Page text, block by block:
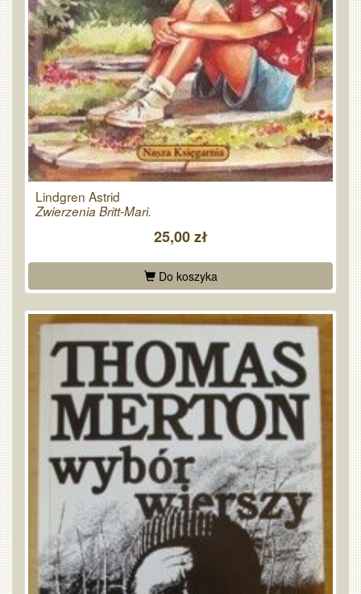
Lindgren Astrid
Zwierzenia Britt-Mari.
25,00 zł
Do koszyka